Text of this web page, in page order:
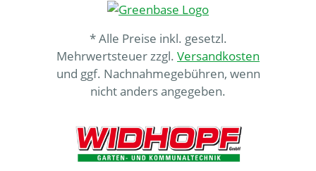
* Alle Preise inkl. gesetzl.
Mehrwertsteuer zzgl. Versandkosten
und ggf. Nachnahmegebühren, wenn
nicht anders angegeben.